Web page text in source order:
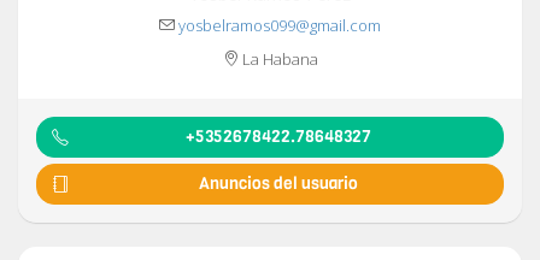
yosbelramos099@gmail.com
La Habana
+5352678422.78648327
Anuncios del usuario